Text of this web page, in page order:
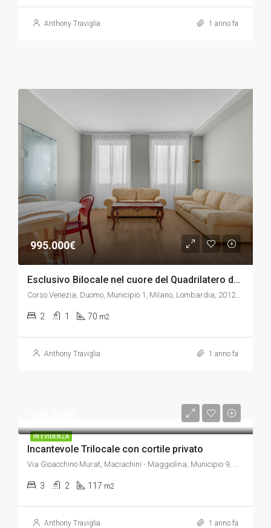
Anthony Traviglia 1 anno fa
995.000€
Esclusivo Bilocale nel cuore del Quadrilatero della Moda
Corso Venezia, Duomo, Municipio 1, Milano, Lombardia, 20121, Italia
2 1 70 m2
Anthony Traviglia 1 anno fa
IN EVIDENZA
Incantevole Trilocale con cortile privato
Via Gioacchino Murat, Maciachini - Maggiolina, Municipio 9, Milano, Lombardia, 20159, Italia
3 2 117 m2
Anthony Traviglia 1 anno fa